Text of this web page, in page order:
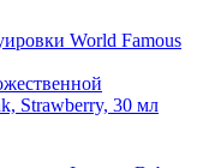
Strawberry, 30 мл